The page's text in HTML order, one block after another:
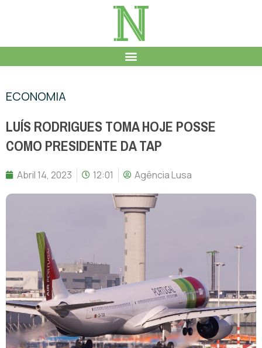
ECONOMIA
LUÍS RODRIGUES TOMA HOJE POSSE
COMO PRESIDENTE DA TAP
Abril 14, 2023 12:01 Agência Lusa